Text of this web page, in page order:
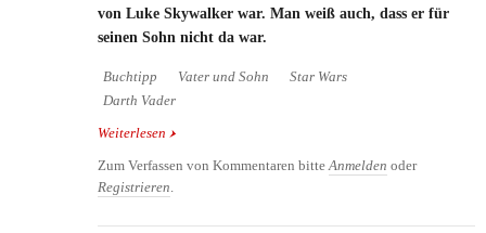
von Luke Skywalker war. Man weiß auch, dass er für
seinen Sohn nicht da war.
Buchtipp Vater und Sohn
Star Wars
Darth Vader
Weiterlesen über Buchtipp: Darth Vader and Son - Für alle
Zum Verfassen von Kommentaren bitteAnmelden oder
Registrieren.